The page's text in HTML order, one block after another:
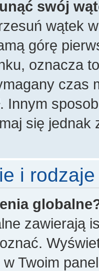
swój
wątek
górę
oznacza
czas
Innym
się jednak
i
zawierają
Twoim